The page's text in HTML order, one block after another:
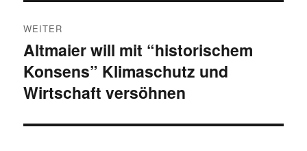
WEITER
Nächster
Beitrag:
Altmaier will mit “historischem
Konsens” Klimaschutz und
Wirtschaft versöhnen